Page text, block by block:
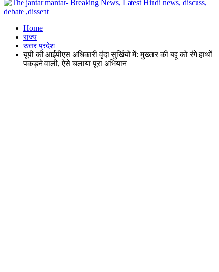
Home
राज्य
उत्तर प्रदेश
यूपी की आईपीएस अधिकारी वृंदा सुर्खियों में: मुख्तार की बहू को रंगे हाथों
पकड़ने वाली, ऐसे चलाया पूरा अभियान